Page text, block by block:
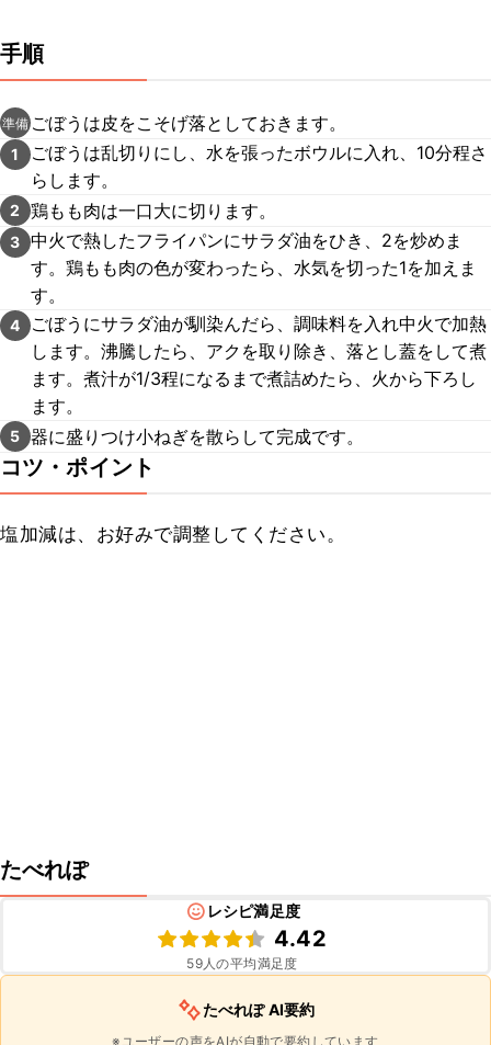
手順
準備 ごぼうは皮をこそげ落としておきます。
1
ごぼうは乱切りにし、水を張ったボウルに入れ、10分程さ
らします。
2 鶏もも肉は一口大に切ります。
3 中火で熱したフライパンにサラダ油をひき、2を炒めま
す。鶏もも肉の色が変わったら、水気を切った1を加えま
す。
4
ごぼうにサラダ油が馴染んだら、調味料を入れ中火で加熱
します。沸騰したら、アクを取り除き、落とし蓋をして煮
ます。煮汁が1/3程になるまで煮詰めたら、火から下ろし
ます。
5 器に盛りつけ小ねぎを散らして完成です。
コツ・ポイント
塩加減は、お好みで調整してください。
たべれぽ
レシピ満足度
4.42
59人の平均満足度
たべれぽ AI要約
※ユーザーの声をAIが自動で要約しています